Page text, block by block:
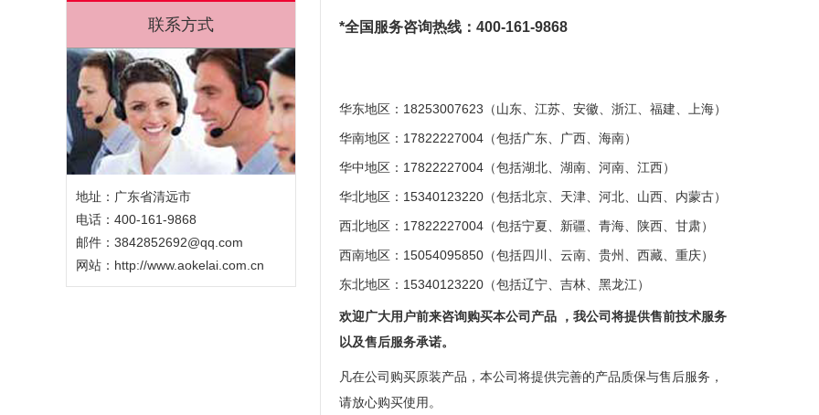
联系方式
地址：广东省清远市
电话：400-161-9868
邮件：3842852692@qq.com
网站： http://www.aokelai.com.cn
*全国服务咨询热线：400-161-9868
华东地区： 18253007623 （山东、江苏、安徽、浙江、福建、上海）
华南地区：17822227004（包括广东、广西、海南）
华中地区： 17822227004 （包括湖北、湖南、河南、江西）
华北地区：15340123220（包括北京、天津、河北、山西、内蒙古）
西北地区：17822227004（包括宁夏、新疆、青海、陕西、甘肃）
西南地区：15054095850（包括四川、云南、贵州、西藏、重庆）
东北地区： 15340123220 （包括辽宁、吉林、黑龙江）
欢迎广大用户前来咨询购买本公司产品
，我公司将提供售前技术服务
以及售后服务承诺。
凡在公司购买原装产品，本公司将提供完善的产品质保与售后服务，
请放心购买使用。